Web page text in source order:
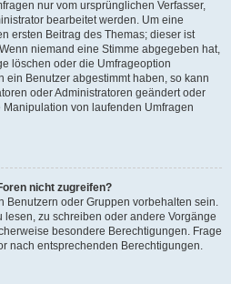
nur vom ursprünglichen Verfasser,
bearbeitet werden. Um eine
ersten Beitrag des Themas; dieser ist
niemand eine Stimme abgegeben hat,
löschen oder die Umfrageoption
ein Benutzer abgestimmt haben, so kann
oder Administratoren geändert oder
von laufenden Umfragen
nicht zugreifen?
Benutzern oder Gruppen vorbehalten sein.
zu schreiben oder andere Vorgänge
besondere Berechtigungen. Frage
nach entsprechenden Berechtigungen.